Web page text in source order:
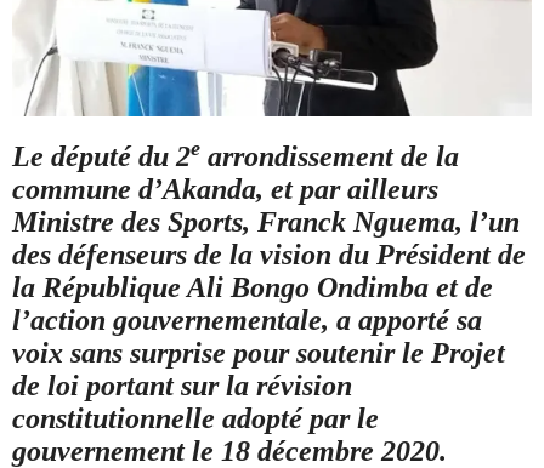
Le député du 2e arrondissement de la
commune d’Akanda, et par ailleurs
Ministre des Sports, Franck Nguema, l’un
des défenseurs de la vision du Président de
la République Ali Bongo Ondimba et de
l’action gouvernementale, a apporté sa
voix sans surprise pour soutenir le Projet
de loi portant sur la révision
constitutionnelle adopté par le
gouvernement le 18 décembre 2020.